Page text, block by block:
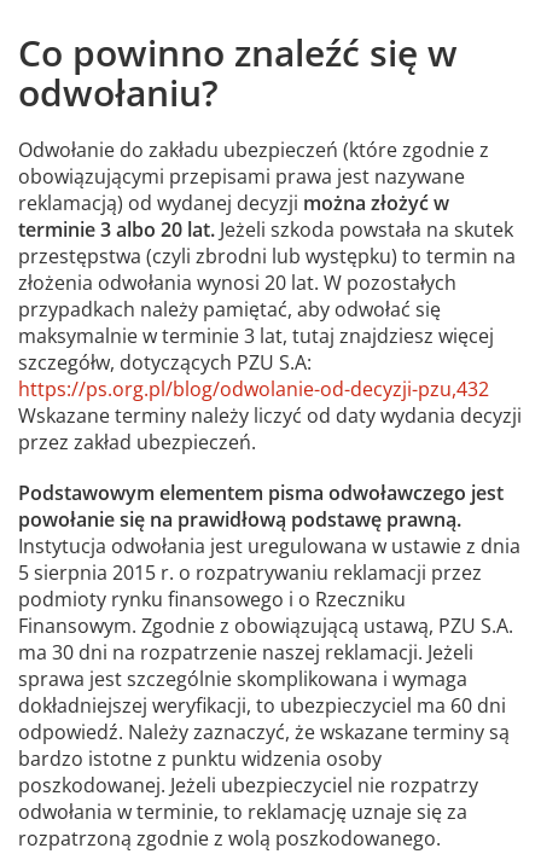
Co powinno znaleźć się w
odwołaniu?
Odwołanie do zakładu ubezpieczeń (które zgodnie z
obowiązującymi przepisami prawa jest nazywane
reklamacją) od wydanej decyzji można złożyć w
terminie 3 albo 20 lat. Jeżeli szkoda powstała na skutek
przestępstwa (czyli zbrodni lub występku) to termin na
złożenia odwołania wynosi 20 lat. W pozostałych
przypadkach należy pamiętać, aby odwołać się
maksymalnie w terminie 3 lat, tutaj znajdziesz więcej
szczegółw, dotyczących PZU S.A:
https://ps.org.pl/blog/odwolanie-od-decyzji-pzu,432
Wskazane terminy należy liczyć od daty wydania decyzji
przez zakład ubezpieczeń.
Podstawowym elementem pisma odwoławczego jest
powołanie się na prawidłową podstawę prawną.
Instytucja odwołania jest uregulowana w ustawie z dnia
5 sierpnia 2015 r. o rozpatrywaniu reklamacji przez
podmioty rynku finansowego i o Rzeczniku
Finansowym. Zgodnie z obowiązującą ustawą, PZU S.A.
ma 30 dni na rozpatrzenie naszej reklamacji. Jeżeli
sprawa jest szczególnie skomplikowana i wymaga
dokładniejszej weryfikacji, to ubezpieczyciel ma 60 dni
odpowiedź. Należy zaznaczyć, że wskazane terminy są
bardzo istotne z punktu widzenia osoby
poszkodowanej. Jeżeli ubezpieczyciel nie rozpatrzy
odwołania w terminie, to reklamację uznaje się za
rozpatrzoną zgodnie z wolą poszkodowanego.